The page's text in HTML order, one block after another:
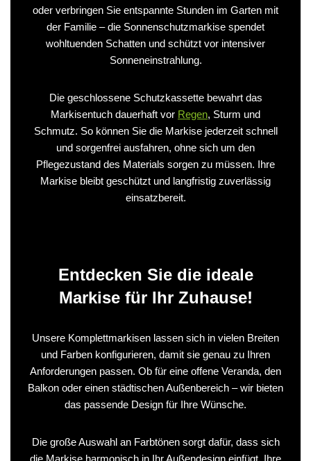
oder verbringen Sie entspannte Stunden im Garten mit
der Familie – die Sonnenschutzmarkise spendet
wohltuenden Schatten und schützt vor intensiver
Sonneneinstrahlung.
Die geschlossene Schutzkassette bewahrt das
Markisentuch dauerhaft vor Regen, Sturm und
Schmutz. So können Sie die Markise jederzeit schnell
und sorgenfrei ausfahren, ohne sich um den
Pflegezustand des Materials sorgen zu müssen. Ihre
Markise bleibt geschützt und langfristig zuverlässig
einsatzbereit.
Entdecken Sie die ideale
Markise für Ihr Zuhause!
Unsere Komplettmarkisen lassen sich in vielen Breiten
und Farben konfigurieren, damit sie genau zu Ihren
Anforderungen passen. Ob für eine offene Veranda, den
Balkon oder einen städtischen Außenbereich – wir bieten
das passende Design für Ihre Wünsche.
Die große Auswahl an Farbtönen sorgt dafür, dass sich
die Markise harmonisch in Ihr Außendesign einfügt. Ihre